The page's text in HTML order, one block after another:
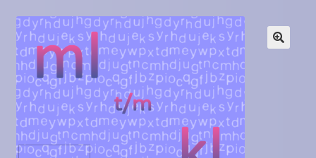
Algemene voorwaarden
Blog
Contact
Homepagina